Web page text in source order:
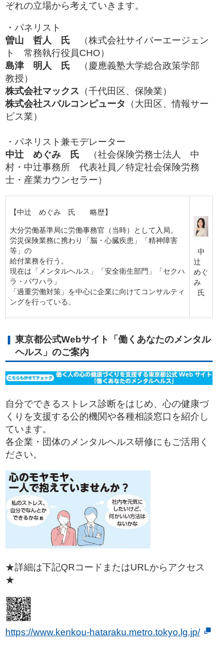
ぞれの立場から考えていきます。
・パネリスト
曽山 哲人 氏 （株式会社サイバーエージェン
ト 常務執行役員CHO）
島津 明人 氏 （慶應義塾大学総合政策学部
教授）
株式会社マックス （千代田区、保険業）
株式会社スバルコンピュータ （大田区、情報サー
ビス業）
・パネリスト兼モデレーター
中辻 めぐみ 氏 （社会保険労務士法人 中
村・中辻事務所 代表社員／特定社会保険労務
士・産業カウンセラー）
【中辻 めぐみ 氏 略歴】
大分労働基準局に労働事務官（当時）として入局。
労災保険業務に携わり「脳・心臓疾患」「精神障害
等」の
給付業務を行う。
現在は「メンタルヘルス」「安全衛生部門」「セクハ
ラ・パワハラ」
「過重労働対策」を中心に企業に向けてコンサルティ
ングを行っている。
中
辻
めぐ
み
氏
東京都公式Webサイト「働くあなたのメンタル
ヘルス」のご案内
自分でできるストレス診断をはじめ、心の健康づ
くりを支援する公的機関や各種相談窓口を紹介し
ています。
各企業・団体のメンタルヘルス研修にもご活用く
ださい。
★詳細は下記QRコードまたはURLからアクセス
★
https://www.kenkou-hataraku.metro.tokyo.lg.jp/